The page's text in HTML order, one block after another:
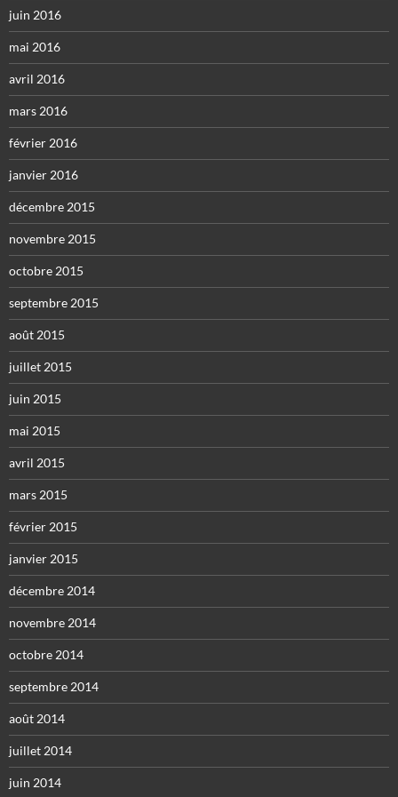
juin 2016
mai 2016
avril 2016
mars 2016
février 2016
janvier 2016
décembre 2015
novembre 2015
octobre 2015
septembre 2015
août 2015
juillet 2015
juin 2015
mai 2015
avril 2015
mars 2015
février 2015
janvier 2015
décembre 2014
novembre 2014
octobre 2014
septembre 2014
août 2014
juillet 2014
juin 2014